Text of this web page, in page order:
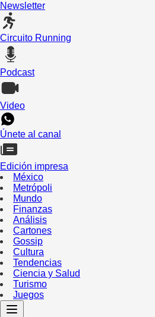
Newsletter
Circuito Running
Podcast
Video
Únete al canal
Edición impresa
México
Metrópoli
Mundo
Finanzas
Análisis
Cartones
Gossip
Cultura
Tendencias
Ciencia y Salud
Turismo
Juegos